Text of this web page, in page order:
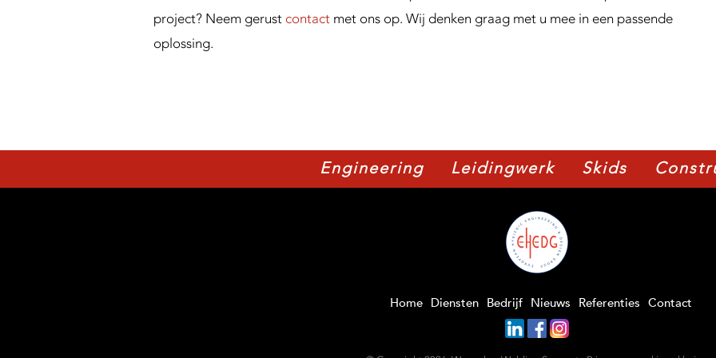
project? Neem gerust contact met ons op. Wij denken graag met u mee in een passende
oplossing.
Engineering Leidingwerk Skids
Home Diensten Bedrijf Nieuws Referenties Contact